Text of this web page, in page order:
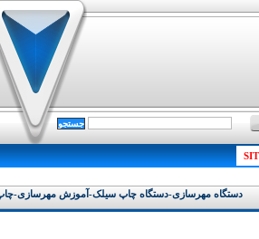
دستگاه مهرسازی-دستگاه چاپ سیلک-آموزش مهرسازی-